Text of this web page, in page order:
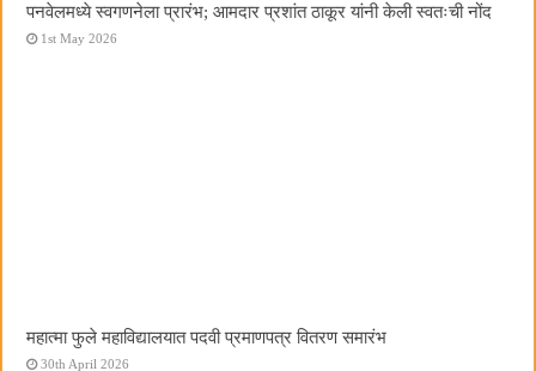
पनवेलमध्ये स्वगणनेला प्रारंभ; आमदार प्रशांत ठाकूर यांनी केली स्वतःची नोंद
1st May 2026
महात्मा फुले महाविद्यालयात पदवी प्रमाणपत्र वितरण समारंभ
30th April 2026